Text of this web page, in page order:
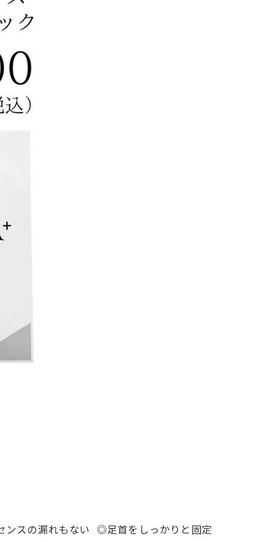
スの漏れもない ◎足首をしっかりと固定